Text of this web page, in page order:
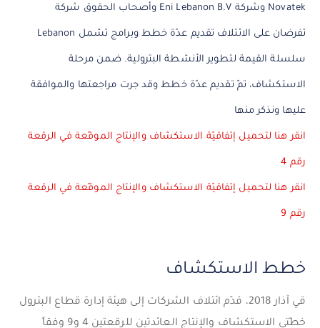
وأصحاب الحقوق شركة Eni Lebanon B.V وشركة Novatek
Lebanon تفرضان على الائتلاف تقديم عدّة خطط وبرامج تشمل
سلسلة القيمة لتطوير الأنشطة البترولية. ضمن مرحلة
الاستكشاف، تمّ تقديم عدّة خطط وقد جرت مراجعتها والموافقة
عليها ونذكر منها
انقر هنا لتحميل إتفاقيّة الاستكشاف والإنتاج الموقّعة في الرقعة
رقم 4
انقر هنا لتحميل إتفاقيّة الاستكشاف والإنتاج الموقّعة في الرقعة
رقم 9
خطط الاستكشاف
قي آذار 2018، قدّم ائتلاف الشركات إلى هيئة إدارة قطاع البترول
خطّتي الاستكشاف والإنتاج العائدتين للرقعتين 4 و9 وفقاً